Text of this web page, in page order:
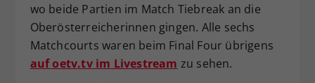
wo beide Partien im Match Tiebreak an die
Oberösterreicherinnen gingen. Alle sechs
Matchcourts waren beim Final Four übrigens
auf oetv.tv im Livestream zu sehen.